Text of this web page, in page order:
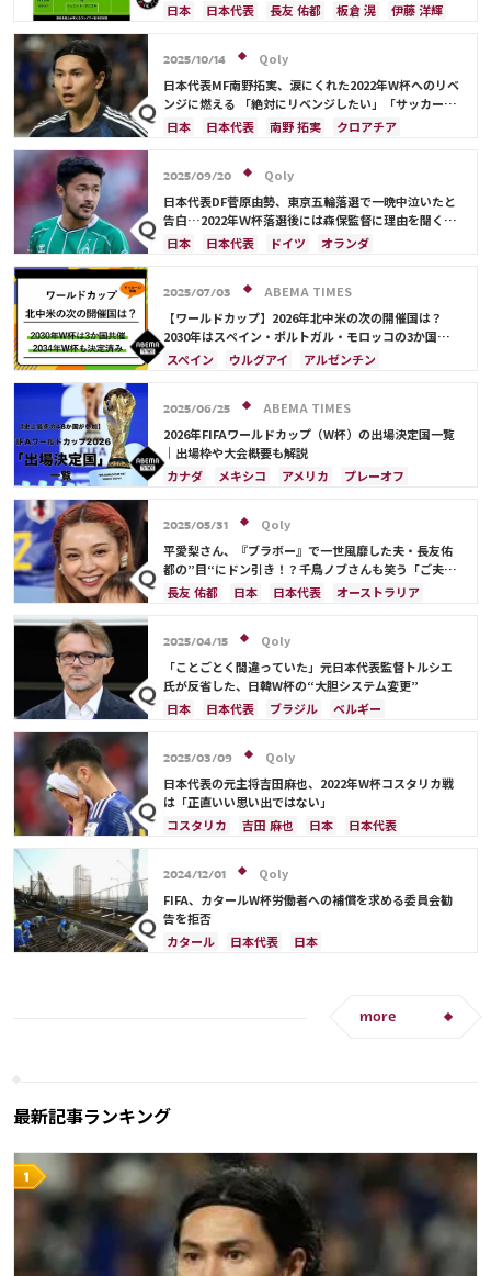
日本
日本代表 長友 佑都 板倉 滉
伊藤 洋輝
シュミット・ダニエル
谷口 彰悟
山根 視来 柴崎 岳
伊東 純也
南野 拓実
守田 英正 三笘 薫
上田 綺世
鎌田 大地
酒井 宏樹 冨安 健洋
遠藤 航
2025/10/14
Qoly
日本代表MF南野拓実、涙にくれた2022年W杯へのリベ
ンジに燃える 「絶対にリベンジしたい」「サッカー人
生をかけた戦い」
日本 日本代表 南野 拓実
クロアチア
谷 晃生
吉田 麻也 谷口 彰悟
2025/09/20
Qoly
日本代表DF菅原由勢、東京五輪落選で一晩中泣いたと
告白…2022年Ｗ杯落選後には森保監督に理由を聞く
「受け入れるのは難しかった」
日本 日本代表 ドイツ オランダ
2025/07/03
ABEMA TIMES
【ワールドカップ】2026年北中米の次の開催国は？
2030年はスペイン・ポルトガル・モロッコの3か国共
催！ ウルグアイ・アルゼンチン・パラグアイでも限定
スペイン ウルグアイ
アルゼンチン
サウジアラビア
メキシコ アメリカ
イングランド
日本 カナダ 韓国
セルビア
スイス
オーストラリア
2025/06/25
ABEMA TIMES
2026年FIFAワールドカップ（W杯）の出場決定国一覧
｜出場枠や大会概要も解説
カナダ
メキシコ アメリカ
プレーオフ
エクアドル
オーストラリア
2025/05/31
Qoly
平愛梨さん、『ブラボー』で一世風靡した夫・長友佑
都の”目“にドン引き！？千鳥ノブさんも笑う「ご夫人
から見ても…」
長友 佑都 日本 日本代表
オーストラリア
2025/04/15
Qoly
「ことごとく間違っていた」元日本代表監督トルシエ
氏が反省した、日韓W杯の“大胆システム変更”
日本
日本代表 ブラジル ベルギー
2025/03/09
Qoly
日本代表の元主将吉田麻也、2022年W杯コスタリカ戦
は「正直いい思い出ではない」
コスタリカ
吉田 麻也 日本
日本代表
2024/12/01
Qoly
FIFA、カタールW杯労働者への補償を求める委員会勧
告を拒否
カタール
日本代表 日本
more
最新記事ランキング